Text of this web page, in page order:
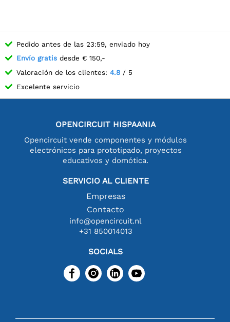
Pedido antes de las 23:59, enviado hoy
Envío gratis desde € 150,-
Valoración de los clientes: 4.8 / 5
Excelente servicio
OPENCIRCUIT HISPAANIA
Opencircuit vende componentes y módulos
electrónicos para prototipado, proyectos
educativos y domótica.
SERVICIO AL CLIENTE
Empresas
Contacto
info@opencircuit.nl
+31 850014013
SOCIALS